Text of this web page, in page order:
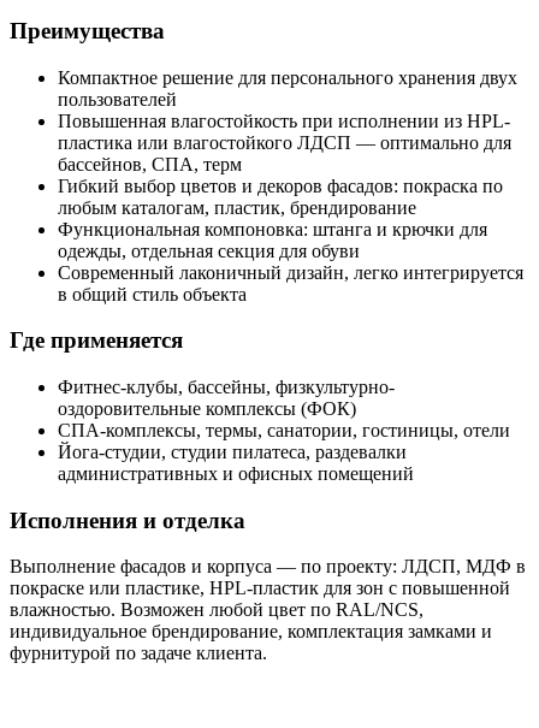
Преимущества
Компактное решение для персонального хранения двух
пользователей
Повышенная влагостойкость при исполнении из HPL-
пластика или влагостойкого ЛДСП — оптимально для
бассейнов, СПА, терм
Гибкий выбор цветов и декоров фасадов: покраска по
любым каталогам, пластик, брендирование
Функциональная компоновка: штанга и крючки для
одежды, отдельная секция для обуви
Современный лаконичный дизайн, легко интегрируется
в общий стиль объекта
Где применяется
Фитнес-клубы, бассейны, физкультурно-
оздоровительные комплексы (ФОК)
СПА-комплексы, термы, санатории, гостиницы, отели
Йога-студии, студии пилатеса, раздевалки
административных и офисных помещений
Исполнения и отделка
Выполнение фасадов и корпуса — по проекту: ЛДСП, МДФ в
покраске или пластике, HPL-пластик для зон с повышенной
влажностью. Возможен любой цвет по RAL/NCS,
индивидуальное брендирование, комплектация замками и
фурнитурой по задаче клиента.